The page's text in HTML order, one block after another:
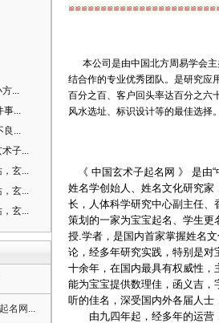
市襄
荆门
陆市
市县
市仙
利川
林区
市醴
衡阳
冈市
市津
资兴
底市
家界
增城市
市乐
市台山
江市
名市高
高要
...
事...
良...
子...
玄...
玄...
玄...
名网...
本公司是由中国北方周易学会
结合作的专业优秀团队。是研究应
百分之百、客户回头率达百分之六
风水选址、标识设计等的最佳选择
《 中国玄术子起名网 》 是
姓名学创始人、姓名文化研究
长，人体科学研究中心副主任
策划的一家为宝宝起名、学生
授.学者，是国内首家掌握姓名
论，经多年研究实践，特别是
十余年，在国内最具有权威性
能为宝宝提供数理佳，函义吉
听的佳名，深受国内外各届人
由九四年起，经多年的运营，